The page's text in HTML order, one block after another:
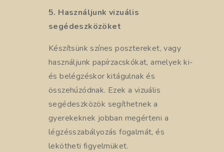
5. Használjunk vizuális
segédeszközöket
Készítsünk színes posztereket, vagy
használjunk papírzacskókat, amelyek ki-
és belégzéskor kitágulnak és
összehúzódnak. Ezek a vizuális
segédeszközök segíthetnek a
gyerekeknek jobban megérteni a
légzésszabályozás fogalmát, és
lekötheti figyelmüket.